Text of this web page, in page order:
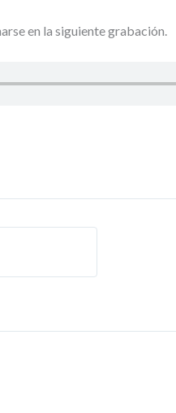
en la siguiente grabación.